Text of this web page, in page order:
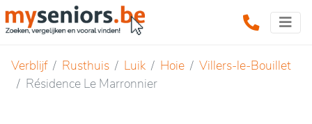
Verblijf Rusthuis Luik Hoie
Villers-le-Bouillet
Résidence Le Marronnier